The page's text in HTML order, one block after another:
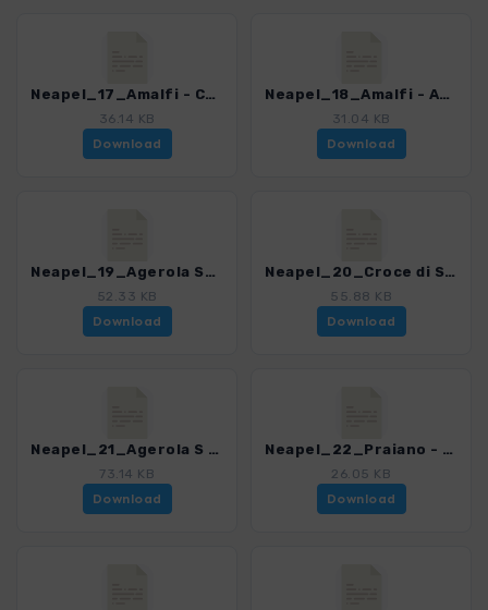
Neapel_17_Amalfi - Conca dei Marini_4200_7.gpx
36.14 KB
Download
Neapel_18_Amalfi - Agerola San Lazzaro_4200_7.gpx
31.04 KB
Download
Neapel_19_Agerola San Lazzaro - Agerola Pianillo_4200_7.gpx
52.33 KB
Download
Neapel_20_Croce di Scupolo_4200_7.gpx
55.88 KB
Download
Neapel_21_Agerola S Maria - Monte SantAngelo_4200_7.gpx
73.14 KB
Download
Neapel_22_Praiano - Agerola Bomerano_4200_7.gpx
26.05 KB
Download